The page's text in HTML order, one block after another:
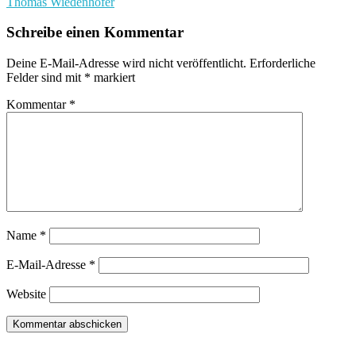
Schreibe einen Kommentar
Deine E-Mail-Adresse wird nicht veröffentlicht. Erforderliche
Felder sind mit * markiert
Kommentar *
Name *
E-Mail-Adresse *
Website